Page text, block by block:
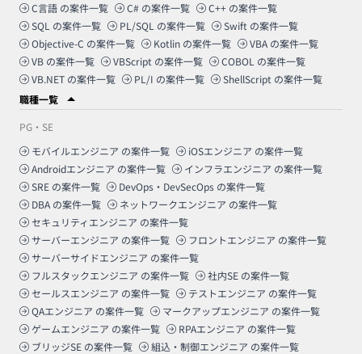
C言語 の案件一覧 C# の案件一覧 C++ の案件一覧
SQL の案件一覧 PL/SQL の案件一覧 Swift の案件一覧
Objective-C の案件一覧 Kotlin の案件一覧 VBA の案件一覧
VB の案件一覧 VBScript の案件一覧 COBOL の案件一覧
VB.NET の案件一覧 PL/I の案件一覧 ShellScript の案件一覧
職種一覧
PG・SE
モバイルエンジニア の案件一覧 iOSエンジニア の案件一覧
Androidエンジニア の案件一覧 インフラエンジニア の案件一覧
SRE の案件一覧 DevOps・DevSecOps の案件一覧
DBA の案件一覧 ネットワークエンジニア の案件一覧
セキュリティエンジニア の案件一覧
サーバーエンジニア の案件一覧 フロントエンジニア の案件一覧
サーバーサイドエンジニア の案件一覧
フルスタックエンジニア の案件一覧 社内SE の案件一覧
セールスエンジニア の案件一覧 テストエンジニア の案件一覧
QAエンジニア の案件一覧 マークアップエンジニア の案件一覧
ゲームエンジニア の案件一覧 RPAエンジニア の案件一覧
ブリッジSE の案件一覧 組込・制御エンジニア の案件一覧